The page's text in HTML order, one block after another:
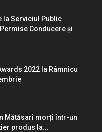
la Serviciul Public
Conducere şi
2022 la Râmnicu
Mătăsari morți într-un
produs la...